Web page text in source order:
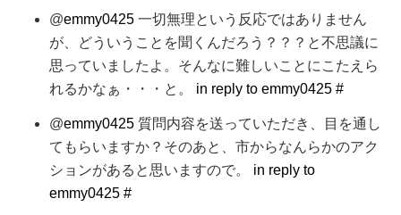
@emmy0425 一切無理という反応ではありません
が、どういうことを聞くんだろう？？？と不思議に
思っていましたよ。そんなに難しいことにこたえら
れるかなぁ・・・と。 in reply to emmy0425 #
@emmy0425 質問内容を送っていただき、目を通し
てもらいますか？そのあと、市からなんらかのアク
ションがあると思いますので。 in reply to
emmy0425 #